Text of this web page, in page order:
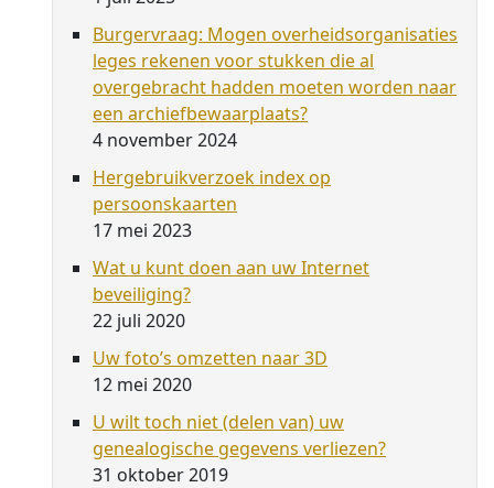
Burgervraag: Mogen overheidsorganisaties
leges rekenen voor stukken die al
overgebracht hadden moeten worden naar
een archiefbewaarplaats?
4 november 2024
Hergebruikverzoek index op
persoonskaarten
17 mei 2023
Wat u kunt doen aan uw Internet
beveiliging?
22 juli 2020
Uw foto’s omzetten naar 3D
12 mei 2020
U wilt toch niet (delen van) uw
genealogische gegevens verliezen?
31 oktober 2019